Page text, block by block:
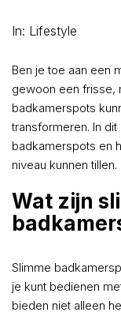
In: Lifestyle
Ben je toe aan een
gewoon een frisse,
badkamerspots
transformeren. In
badkamerspots en
niveau kunnen tillen.
Wat zijn
Slimme
je kunt bedienen
bieden niet alleen